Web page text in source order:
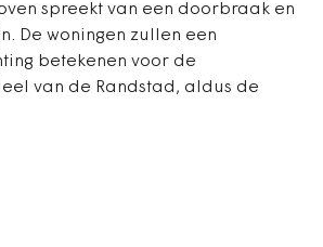
spreekt van een doorbraak en
De woningen zullen een
betekenen voor de
van de Randstad, aldus de